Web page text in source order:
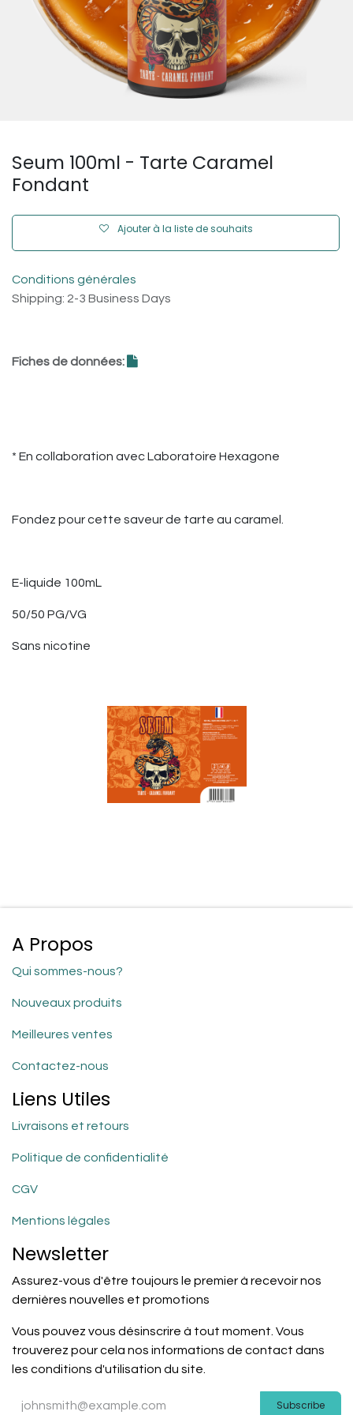
Seum 100ml - Tarte Caramel
Fondant
Ajouter à la liste de souhaits
Conditions générales
Shipping: 2-3 Business Days
Fiches de données:
* En collaboration avec Laboratoire Hexagone
Fondez pour cette saveur de tarte au caramel.
E-liquide 100mL
50/50 PG/VG
Sans nicotine
A Propos
Qui sommes-nous?
Nouveaux produits
Meilleures ventes
Contactez-nous
Liens Utiles
Livraisons et retours
Politique de confidentialité
CGV
Mentions légales
Newsletter
Assurez-vous d'être toujours le premier à recevoir nos
dernières nouvelles et promotions
Vous pouvez vous désinscrire à tout moment. Vous
trouverez pour cela nos informations de contact dans
les conditions d'utilisation du site.
Subscribe